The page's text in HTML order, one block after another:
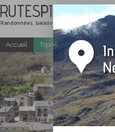
RUTESPIRINEUS
Randonnées, balades et itinéraires de
Accueil Topo-guides gratuits